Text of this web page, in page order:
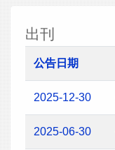
出刊
公告日期
2025-12-30
2025-06-30